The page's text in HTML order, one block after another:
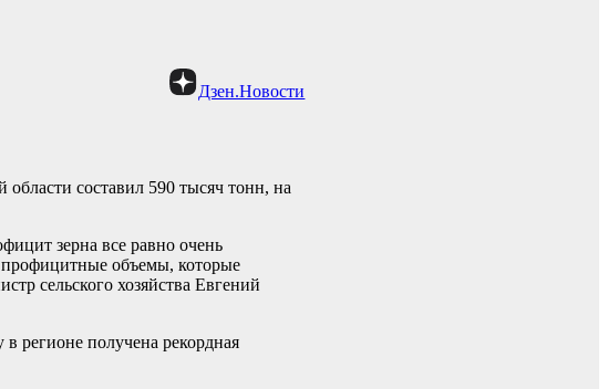
Дзен.Новости
составил 590 тысяч тонн, на
зерна все равно очень
профицитные объемы, которые
сельского хозяйства Евгений
регионе получена рекордная